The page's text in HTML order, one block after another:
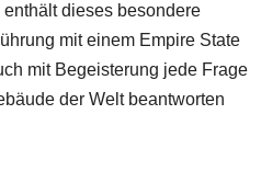
dieses besondere
mit einem Empire State
mit Begeisterung jede Frage
der Welt beantworten